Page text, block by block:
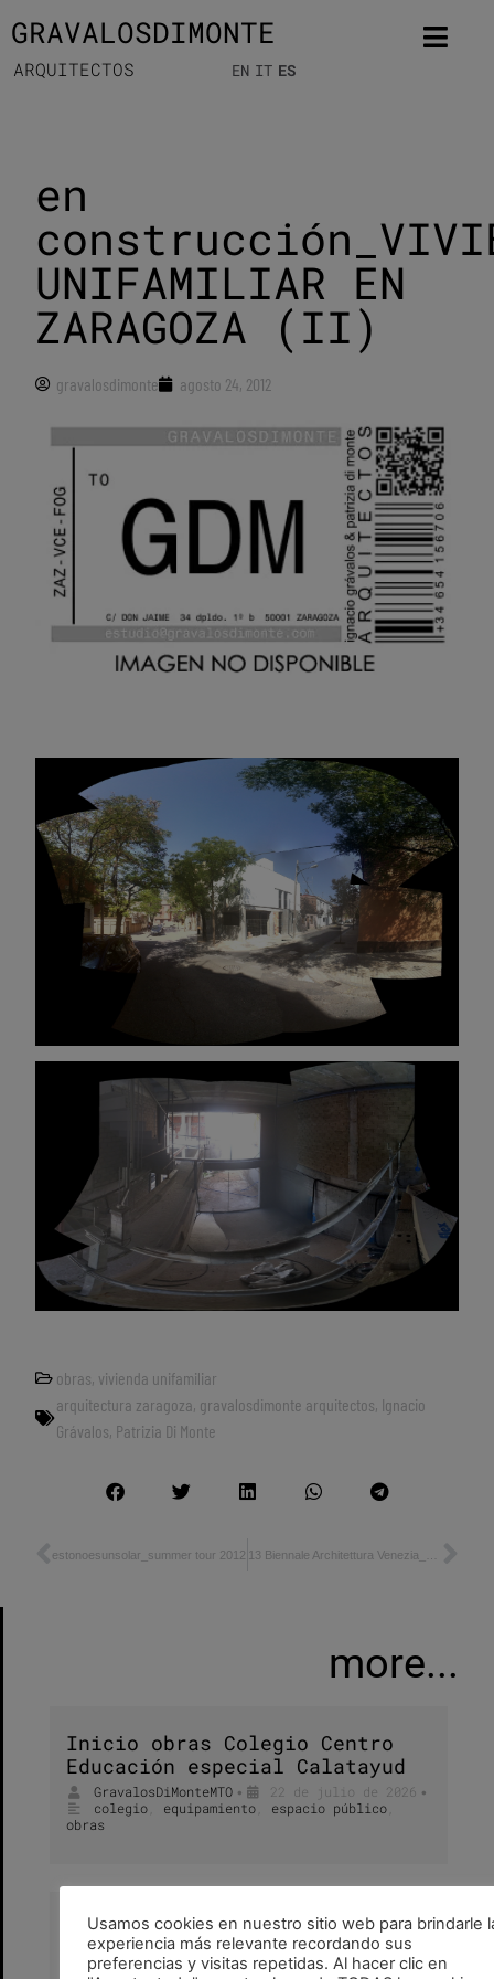
GRAVALOSDIMONTE
ARQUITECTOS EN IT ES
en
UNIFAMILIAR EN
ZARAGOZA (II)
gravalosdimonte agosto 24, 2012
obras, vivienda unifamiliar
arquitectura zaragoza, gravalosdimonte arquitectos, Ignacio
Grávalos, Patrizia Di Monte
estonoesunsolar_summer tour 2012
more...
Inicio obras Colegio Centro
Educación especial Calatayud
GravalosDiMonteMTO • 22 de julio de 2026 •
colegio equipamiento espacio público
obras
Opening mostra e lecture
Ordine Architetti di Palermo e
Usamos cookies en nuestro sitio web para brindarle
experiencia más relevante recordando sus
preferencias y visitas repetidas. Al hacer clic en